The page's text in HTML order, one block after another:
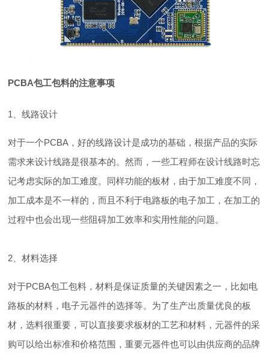
PCBA包工包料的注意事项
1、线路设计
对于一个PCBA，好的线路设计是成功的基础，根据产品的实际
需求来设计线路是很基本的。然而，一些工程师在设计线路时忘
记考虑实际的加工难度。同样功能的板材，由于加工难度不同，
加工成本是不一样的，而且不利于电路板的电子加工，在加工的
过程中也会出现一些阻碍加工效率和实用性能的问题。
2、材料选择
对于PCBA包工包料，材料是保证质量的关键因素之一，比如电
路板的材料，电子元器件的选择等。为了生产出质量优良的板
材，选料很重要，可以直接要求板材的工艺和材料，元器件的采
购可以给出标准和价格范围，重要元器件也可以由供应商的品牌